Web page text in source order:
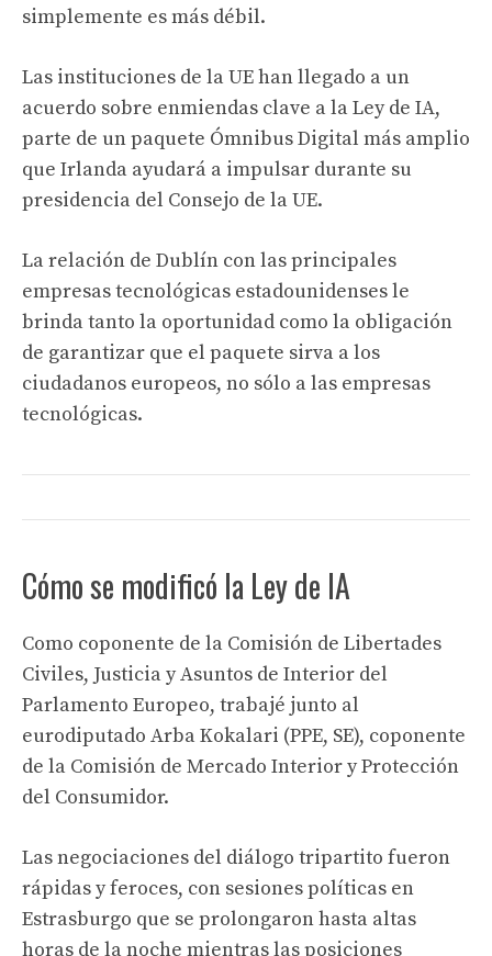
simplemente es más débil.
Las instituciones de la UE han llegado a un
acuerdo sobre enmiendas clave a la Ley de IA,
parte de un paquete Ómnibus Digital más amplio
que Irlanda ayudará a impulsar durante su
presidencia del Consejo de la UE.
La relación de Dublín con las principales
empresas tecnológicas estadounidenses le
brinda tanto la oportunidad como la obligación
de garantizar que el paquete sirva a los
ciudadanos europeos, no sólo a las empresas
tecnológicas.
Cómo se modificó la Ley de IA
Como coponente de la Comisión de Libertades
Civiles, Justicia y Asuntos de Interior del
Parlamento Europeo, trabajé junto al
eurodiputado Arba Kokalari (PPE, SE), coponente
de la Comisión de Mercado Interior y Protección
del Consumidor.
Las negociaciones del diálogo tripartito fueron
rápidas y feroces, con sesiones políticas en
Estrasburgo que se prolongaron hasta altas
horas de la noche mientras las posiciones